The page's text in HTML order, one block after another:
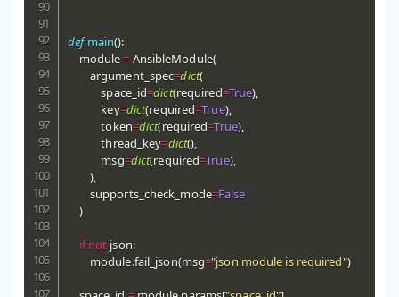
def main():
    module
= AnsibleModule(
        argument_spec
=dict(
            space_id
=dict(required=True),
            key
=dict(required=True),
            token
=dict(required=True),
            thread_key
=dict(),
            msg
=dict(required=True),
),
        supports_check_mode
=False
)
if not json:
        module
.fail_json(msg="json module is required")